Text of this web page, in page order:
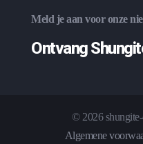
Meld je aan voor onze
Ontvang
© 2026
Algemene